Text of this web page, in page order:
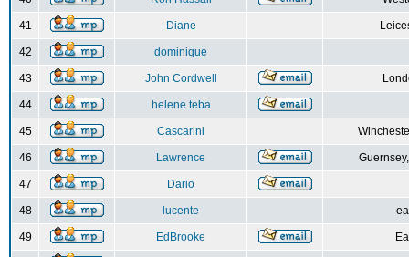
41 Diane
42 dominique
43 John Cordwell
44 helene teba
45 Cascarini
46 Lawrence
47 Dario
48 lucente
49 EdBrooke